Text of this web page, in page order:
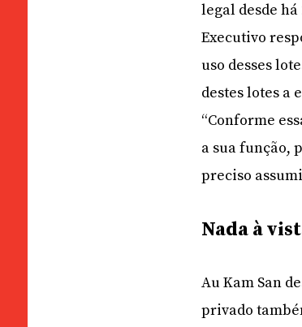
legal desde há
Executivo
uso desses
destes lotes a
“Conforme
a sua função,
preciso
Nada à
Au Kam San
privado